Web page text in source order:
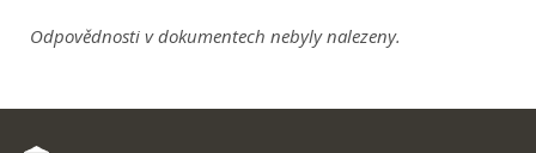
Odpovědnosti v dokumentech nebyly nalezeny.